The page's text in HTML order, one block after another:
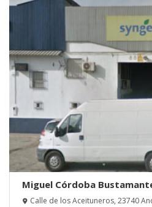
Miguel Córdoba
Calle de los Aceituneros, 23740